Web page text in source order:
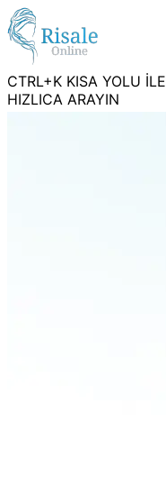
CTRL+K KISA YOLU İLE
HIZLICA ARAYIN